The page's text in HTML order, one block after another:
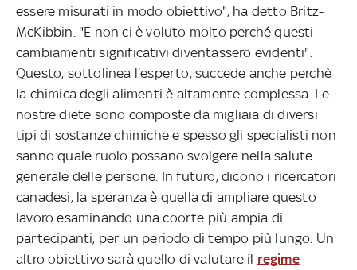
essere misurati in modo obiettivo", ha detto Britz-
McKibbin. "E non ci è voluto molto perché questi
cambiamenti significativi diventassero evidenti".
Questo, sottolinea l’esperto, succede anche perchè
la chimica degli alimenti è altamente complessa. Le
nostre diete sono composte da migliaia di diversi
tipi di sostanze chimiche e spesso gli specialisti non
sanno quale ruolo possano svolgere nella salute
generale delle persone. In futuro, dicono i ricercatori
canadesi, la speranza è quella di ampliare questo
lavoro esaminando una coorte più ampia di
partecipanti, per un periodo di tempo più lungo. Un
altro obiettivo sarà quello di valutare il regime